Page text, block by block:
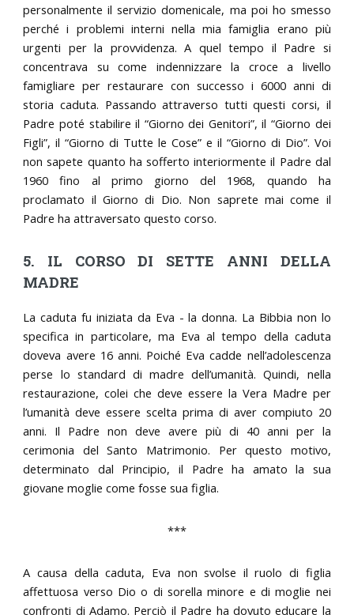
personalmente il servizio domenicale, ma poi ho smesso
perché i problemi interni nella mia famiglia erano più
urgenti per la provvidenza. A quel tempo il Padre si
concentrava su come indennizzare la croce a livello
famigliare per restaurare con successo i 6000 anni di
storia caduta. Passando attraverso tutti questi corsi, il
Padre poté stabilire il “Giorno dei Genitori”, il “Giorno dei
Figli”, il “Giorno di Tutte le Cose” e il “Giorno di Dio”. Voi
non sapete quanto ha sofferto interiormente il Padre dal
1960 fino al primo giorno del 1968, quando ha
proclamato il Giorno di Dio. Non saprete mai come il
Padre ha attraversato questo corso.
5. IL CORSO DI SETTE ANNI DELLA
MADRE
La caduta fu iniziata da Eva - la donna. La Bibbia non lo
specifica in particolare, ma Eva al tempo della caduta
doveva avere 16 anni. Poiché Eva cadde nell’adolescenza
perse lo standard di madre dell’umanità. Quindi, nella
restaurazione, colei che deve essere la Vera Madre per
l’umanità deve essere scelta prima di aver compiuto 20
anni. Il Padre non deve avere più di 40 anni per la
cerimonia del Santo Matrimonio. Per questo motivo,
determinato dal Principio, il Padre ha amato la sua
giovane moglie come fosse sua figlia.
***
A causa della caduta, Eva non svolse il ruolo di figlia
affettuosa verso Dio o di sorella minore e di moglie nei
confronti di Adamo. Perciò il Padre ha dovuto educare la